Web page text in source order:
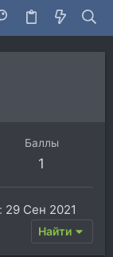
Баллы
1
29 Сен 2021
Найти